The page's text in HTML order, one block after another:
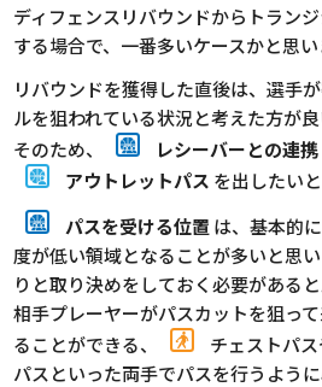
ディフェンスリバウンドからトラン
する場合で、一番多いケースかと思い
リバウンドを獲得した直後は、選手
ルを狙われている状況と考えた方が良
そのため、
レシーバーとの連携
アウトレットパス を出したいと
パスを受ける位置 は、基本的
度が低い領域となることが多いと思
りと取り決めをしておく必要があると
相手プレーヤーがパスカットを狙っ
ることができる、
チェストパス
パスといった両手でパスを行うよう